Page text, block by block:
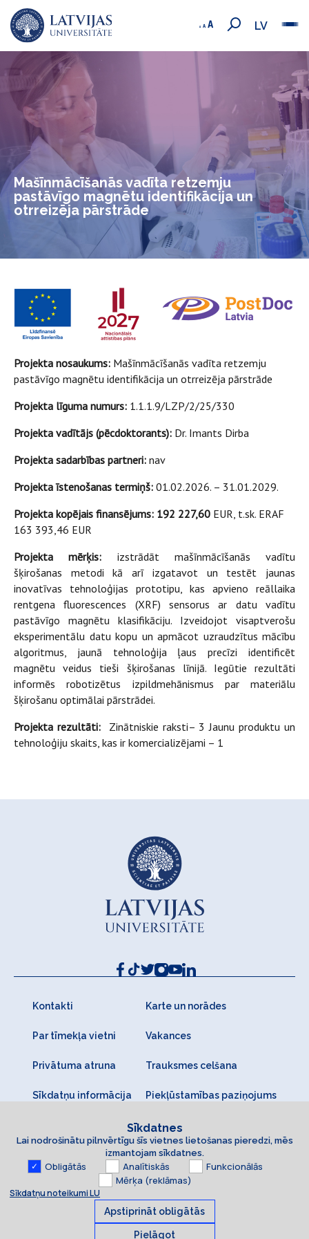
LV
Mašīnmācīšanās vadīta retzemju
pastāvīgo magnētu identifikācija un
otrreizēja pārstrāde
Projekta nosaukums: Mašīnmācīšanās vadīta retzemju
pastāvīgo magnētu identifikācija un otrreizēja pārstrāde
Projekta līguma numurs: 1.1.1.9/LZP/2/25/330
Projekta vadītājs (pēcdoktorants): Dr. Imants Dirba
Projekta sadarbības partneri: nav
Projekta īstenošanas termiņš: 01.02.2026. – 31.01.2029.
Projekta kopējais finansējums: 192 227,60 EUR, t.sk. ERAF
163 393,46 EUR
Projekta mērķis: izstrādāt mašīnmācīšanās vadītu
šķirošanas metodi kā arī izgatavot un testēt jaunas
inovatīvas tehnoloģijas prototipu, kas apvieno reāllaika
rentgena fluorescences (XRF) sensorus ar datu vadītu
pastāvīgo magnētu klasifikāciju. Izveidojot visaptverošu
eksperimentālu datu kopu un apmācot uzraudzītus mācību
algoritmus, jaunā tehnoloģija ļaus precīzi identificēt
magnētu veidus tieši šķirošanas līnijā. Iegūtie rezultāti
informēs robotizētus izpildmehānismus par materiālu
šķirošanu optimālai pārstrādei.
Projekta rezultāti:
Zinātniskie raksti– 3 Jaunu produktu un
tehnoloģiju skaits, kas ir komercializējami – 1
Kontakti Karte un norādes
Par tīmekļa vietni Vakances
Privātuma atruna Trauksmes celšana
Sīkdatņu informācija Piekļūstamības paziņojums
Sīkdatnes
Lai nodrošinātu pilnvērtīgu šīs vietnes lietošanas pieredzi, mēs
izmantojam sīkdatnes.
Obligātās Analītiskās
Funkcionālās
Mērķa (reklāmas)
Sīkdatņu noteikumi LU
Apstiprināt obligātās
Pielāgot